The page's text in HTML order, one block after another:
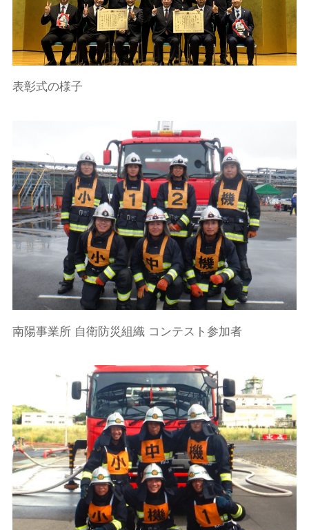
表彰式の様子
南陽事業所 自衛防災組織 コンテスト参加者